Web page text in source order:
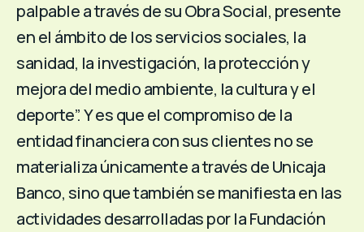
palpable a través de su Obra Social, presente
en el ámbito de los servicios sociales, la
sanidad, la investigación, la protección y
mejora del medio ambiente, la cultura y el
deporte”. Y es que el compromiso de la
entidad financiera con sus clientes no se
materializa únicamente a través de Unicaja
Banco, sino que también se manifiesta en las
actividades desarrolladas por la Fundación